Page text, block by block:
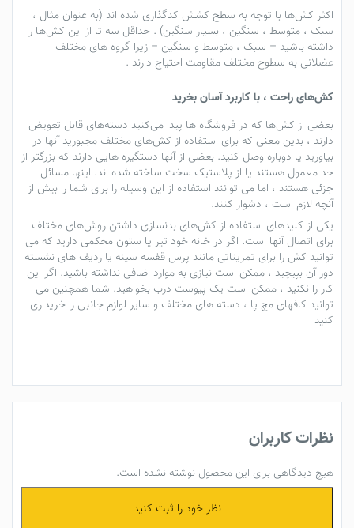
اکثر کش‌ها با توجه به سطح کشش کدگذاری شده اند (به عنوان مثال ،
سبک ، متوسط ​​، سنگین ، بسیار سنگین) . حداقل سه تا از این کش‌ها را
داشته باشید – سبک ، متوسط ​​و سنگین – زیرا گروه های مختلف
عضلانی به سطوح مختلف مقاومت احتیاج دارند .
کش‌های راحت ، با کاربرد آسان بخرید
بعضی از کش‌ها که در فروشگاه ها پیدا می‌کنید دسته‌های قابل تعویض
دارند ، بدین معنی که برای استفاده از کش‌های مختلف مجبورید آنها در
بیاورید یا دوباره وصل کنید. بعضی از آنها دستگیره هایی دارند که بزرگتر از
حد معمول هستند یا از پلاستیک سخت ساخته شده اند. اینها مسائل
جزئی هستند ، اما می توانند استفاده از این وسیله را برای شما را بیش از
آنچه لازم است ، دشوار کنند.
یکی از کلیدهای استفاده از کش‌های بدنسازی داشتن روش‌های مختلف
برای اتصال آنها است. اگر در خانه خود تیر یا ستون محکمی دارید که می
توانید کش را برای تمریناتی مانند پرس قفسه سینه یا ردیف های نشسته
دور آن بپیچید ، ممکن است نیازی به موارد اضافی نداشته باشید. اگر این
کار را نکنید ، ممکن است یک پیوست درب بخواهید. شما همچنین می
توانید کافهای مچ پا ، دسته های مختلف و سایر لوازم جانبی را خریداری
کنید
نظرات کاربران
هیچ دیدگاهی برای این محصول نوشته نشده است.
نظر خود را ثبت کنید